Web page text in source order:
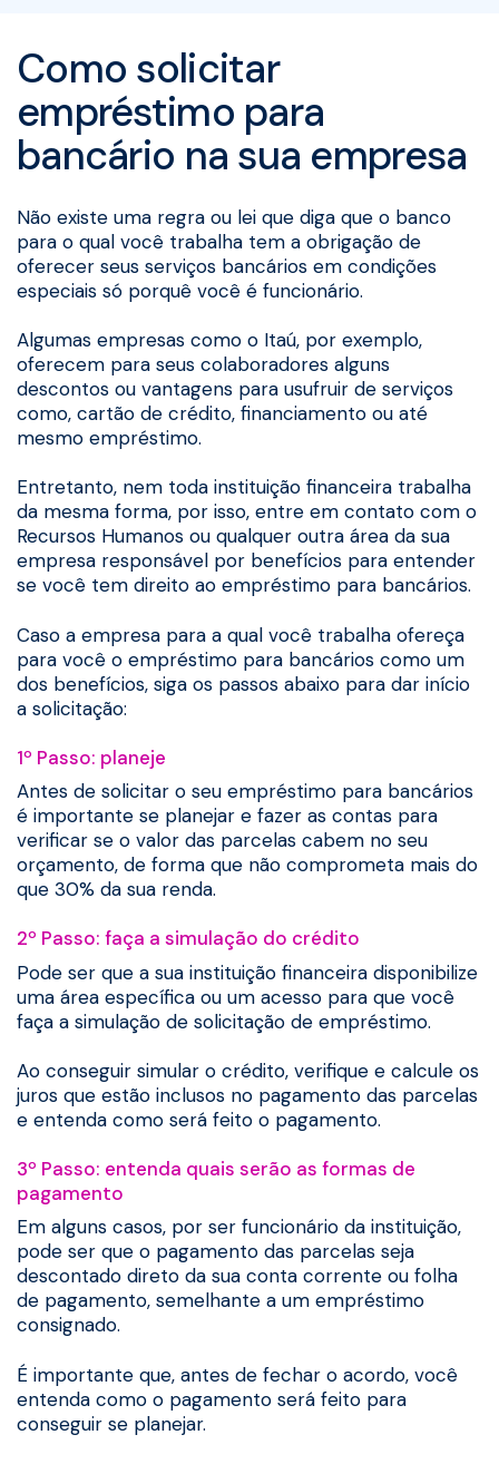
Como solicitar
empréstimo para
bancário na sua empresa
Não existe uma regra ou lei que diga que o banco
para o qual você trabalha tem a obrigação de
oferecer seus serviços bancários em condições
especiais só porquê você é funcionário.
Algumas empresas como o Itaú, por exemplo,
oferecem para seus colaboradores alguns
descontos ou vantagens para usufruir de serviços
como, cartão de crédito, financiamento ou até
mesmo empréstimo.
Entretanto, nem toda instituição financeira trabalha
da mesma forma, por isso, entre em contato com o
Recursos Humanos ou qualquer outra área da sua
empresa responsável por benefícios para entender
se você tem direito ao empréstimo para bancários.
Caso a empresa para a qual você trabalha ofereça
para você o empréstimo para bancários como um
dos benefícios, siga os passos abaixo para dar início
a solicitação:
1º Passo: planeje
Antes de solicitar o seu empréstimo para bancários
é importante se planejar e fazer as contas para
verificar se o valor das parcelas cabem no seu
orçamento, de forma que não comprometa mais do
que 30% da sua renda.
2º Passo: faça a simulação do crédito
Pode ser que a sua instituição financeira disponibilize
uma área específica ou um acesso para que você
faça a simulação de solicitação de empréstimo.
Ao conseguir simular o crédito, verifique e calcule os
juros que estão inclusos no pagamento das parcelas
e entenda como será feito o pagamento.
3º Passo: entenda quais serão as formas de
pagamento
Em alguns casos, por ser funcionário da instituição,
pode ser que o pagamento das parcelas seja
descontado direto da sua conta corrente ou folha
de pagamento, semelhante a um empréstimo
consignado.
É importante que, antes de fechar o acordo, você
entenda como o pagamento será feito para
conseguir se planejar.